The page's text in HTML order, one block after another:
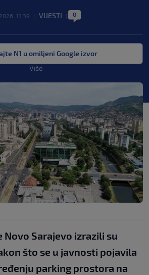
11:39 VIJESTI 0
N1 u omiljeni Google izvor
Više
Novo Sarajevo izrazili su
što se u javnosti pojavila
parking prostora na